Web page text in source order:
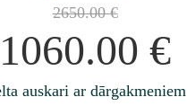
2650.00€
1060.00€
auskari ar dārgakmeniem